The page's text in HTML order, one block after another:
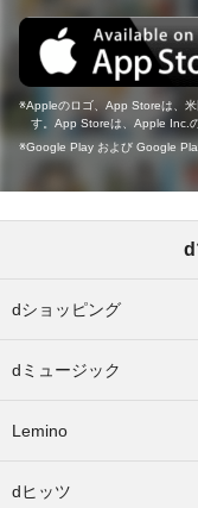
Appleのロゴ、App Storeは、
す。App Storeは、Apple Inc.
Google Play および Google
d
dショッピング
dミュージック
Lemino
dヒッツ